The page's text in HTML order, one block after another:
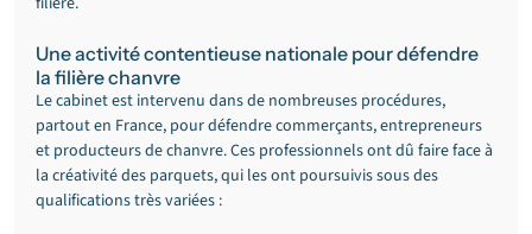
Une activité contentieuse nationale pour défendre
la filière chanvre
Le cabinet est intervenu dans de nombreuses procédures,
partout en France, pour défendre commerçants, entrepreneurs
et producteurs de chanvre. Ces professionnels ont dû faire face à
la créativité des parquets, qui les ont poursuivis sous des
qualifications très variées :